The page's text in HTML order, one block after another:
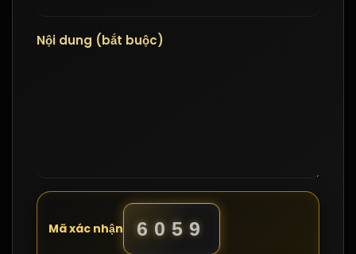
Nội dung (bắt buộc)
Mã xác nhận 6059